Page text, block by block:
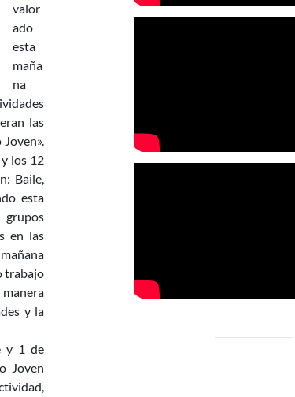
valor
ado
esta
maña
na
las
los 12
Baile,
esta
en las
trabajo
y la
y 1 de
Joven